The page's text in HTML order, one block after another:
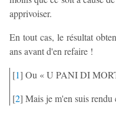
apprivoiser.
En tout cas, le résultat
ans avant d'en refaire !
[1] Ou « U PANI DI
[2] Mais je m'en suis